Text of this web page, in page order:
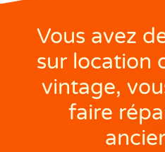
Vous avez
sur location
vintage,
faire